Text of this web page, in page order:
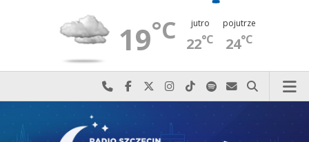
19°C jutro
22°C
pojutrze
24°C
Najlepiej po prostu do nas zadzwoń
Odwiedź nas na Facebook-u
Odwiedź nas na X
Odwiedź nas na Instagram-ie
Odwiedź nas na TikTok-u
Szukaj nas na Spotify
Wyślij do nas
Szukaj